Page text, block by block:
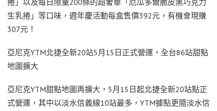
捲」以及每日限量200條的超奢華「厄瓜多爾脆皮黑巧克力
生乳捲」等口味，週年慶活動每盒售價392元，有機會現賺
307元！
亞尼克YTM北捷全新20站5月15日正式營運，全台86站甜點
地圖擴大
亞尼克YTM甜點地圖再擴大，5月15日起北捷全新20站點正
式營運，其中以淡水信義線10站最多，YTM據點更隨淡水信